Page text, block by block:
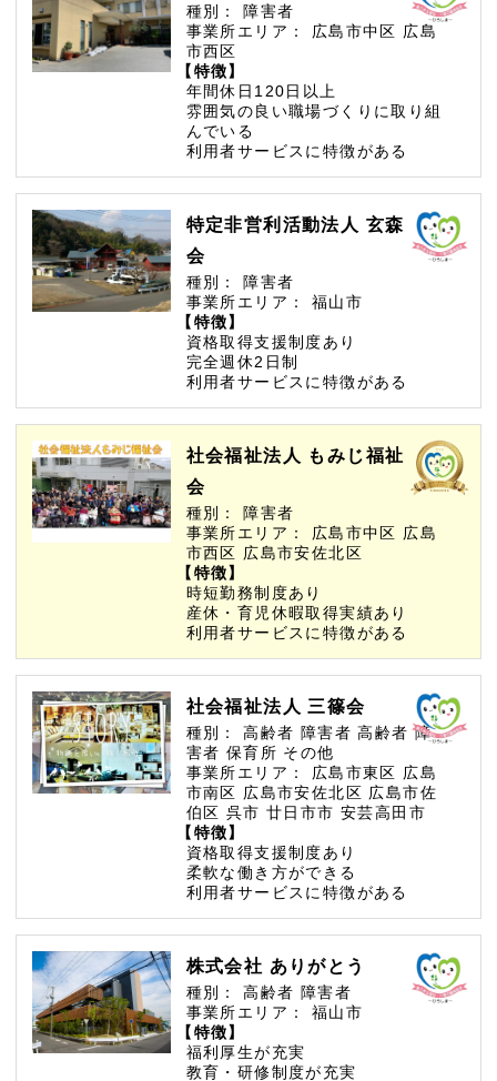
種別：
障害者
事業所エリア：
広島市中区 広島
市西区
【特徴】
年間休日120日以上
雰囲気の良い職場づくりに取り組
んでいる
利用者サービスに特徴がある
特定非営利活動法人 玄森
会
種別：
障害者
事業所エリア：
福山市
【特徴】
資格取得支援制度あり
完全週休2日制
利用者サービスに特徴がある
社会福祉法人 もみじ福祉
会
種別：
障害者
事業所エリア：
広島市中区 広島
市西区 広島市安佐北区
【特徴】
時短勤務制度あり
産休・育児休暇取得実績あり
利用者サービスに特徴がある
社会福祉法人 三篠会
種別： 高齢者 障害者高齢者障
害者 保育所 その他
事業所エリア：
広島市東区 広島
市南区 広島市安佐北区 広島市佐
伯区 呉市 廿日市市 安芸高田市
【特徴】
資格取得支援制度あり
柔軟な働き方ができる
利用者サービスに特徴がある
株式会社 ありがとう
種別： 高齢者 障害者
事業所エリア：
福山市
【特徴】
福利厚生が充実
教育・研修制度が充実